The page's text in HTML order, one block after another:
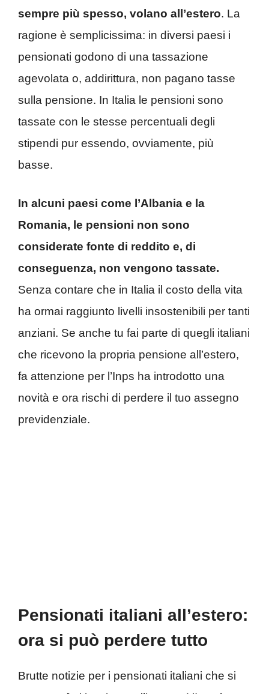
sempre più spesso, volano all’estero. La
ragione è semplicissima: in diversi paesi i
pensionati godono di una tassazione
agevolata o, addirittura, non pagano tasse
sulla pensione. In Italia le pensioni sono
tassate con le stesse percentuali degli
stipendi pur essendo, ovviamente, più
basse.
In alcuni paesi come l’Albania e la
Romania, le pensioni non sono
considerate fonte di reddito e, di
conseguenza, non vengono tassate.
Senza contare che in Italia il costo della vita
ha ormai raggiunto livelli insostenibili per tanti
anziani. Se anche tu fai parte di quegli italiani
che ricevono la propria pensione all’estero,
fa attenzione per l’Inps ha introdotto una
novità e ora rischi di perdere il tuo assegno
previdenziale.
Pensionati italiani all’estero:
ora si può perdere tutto
Brutte notizie per i pensionati italiani che si